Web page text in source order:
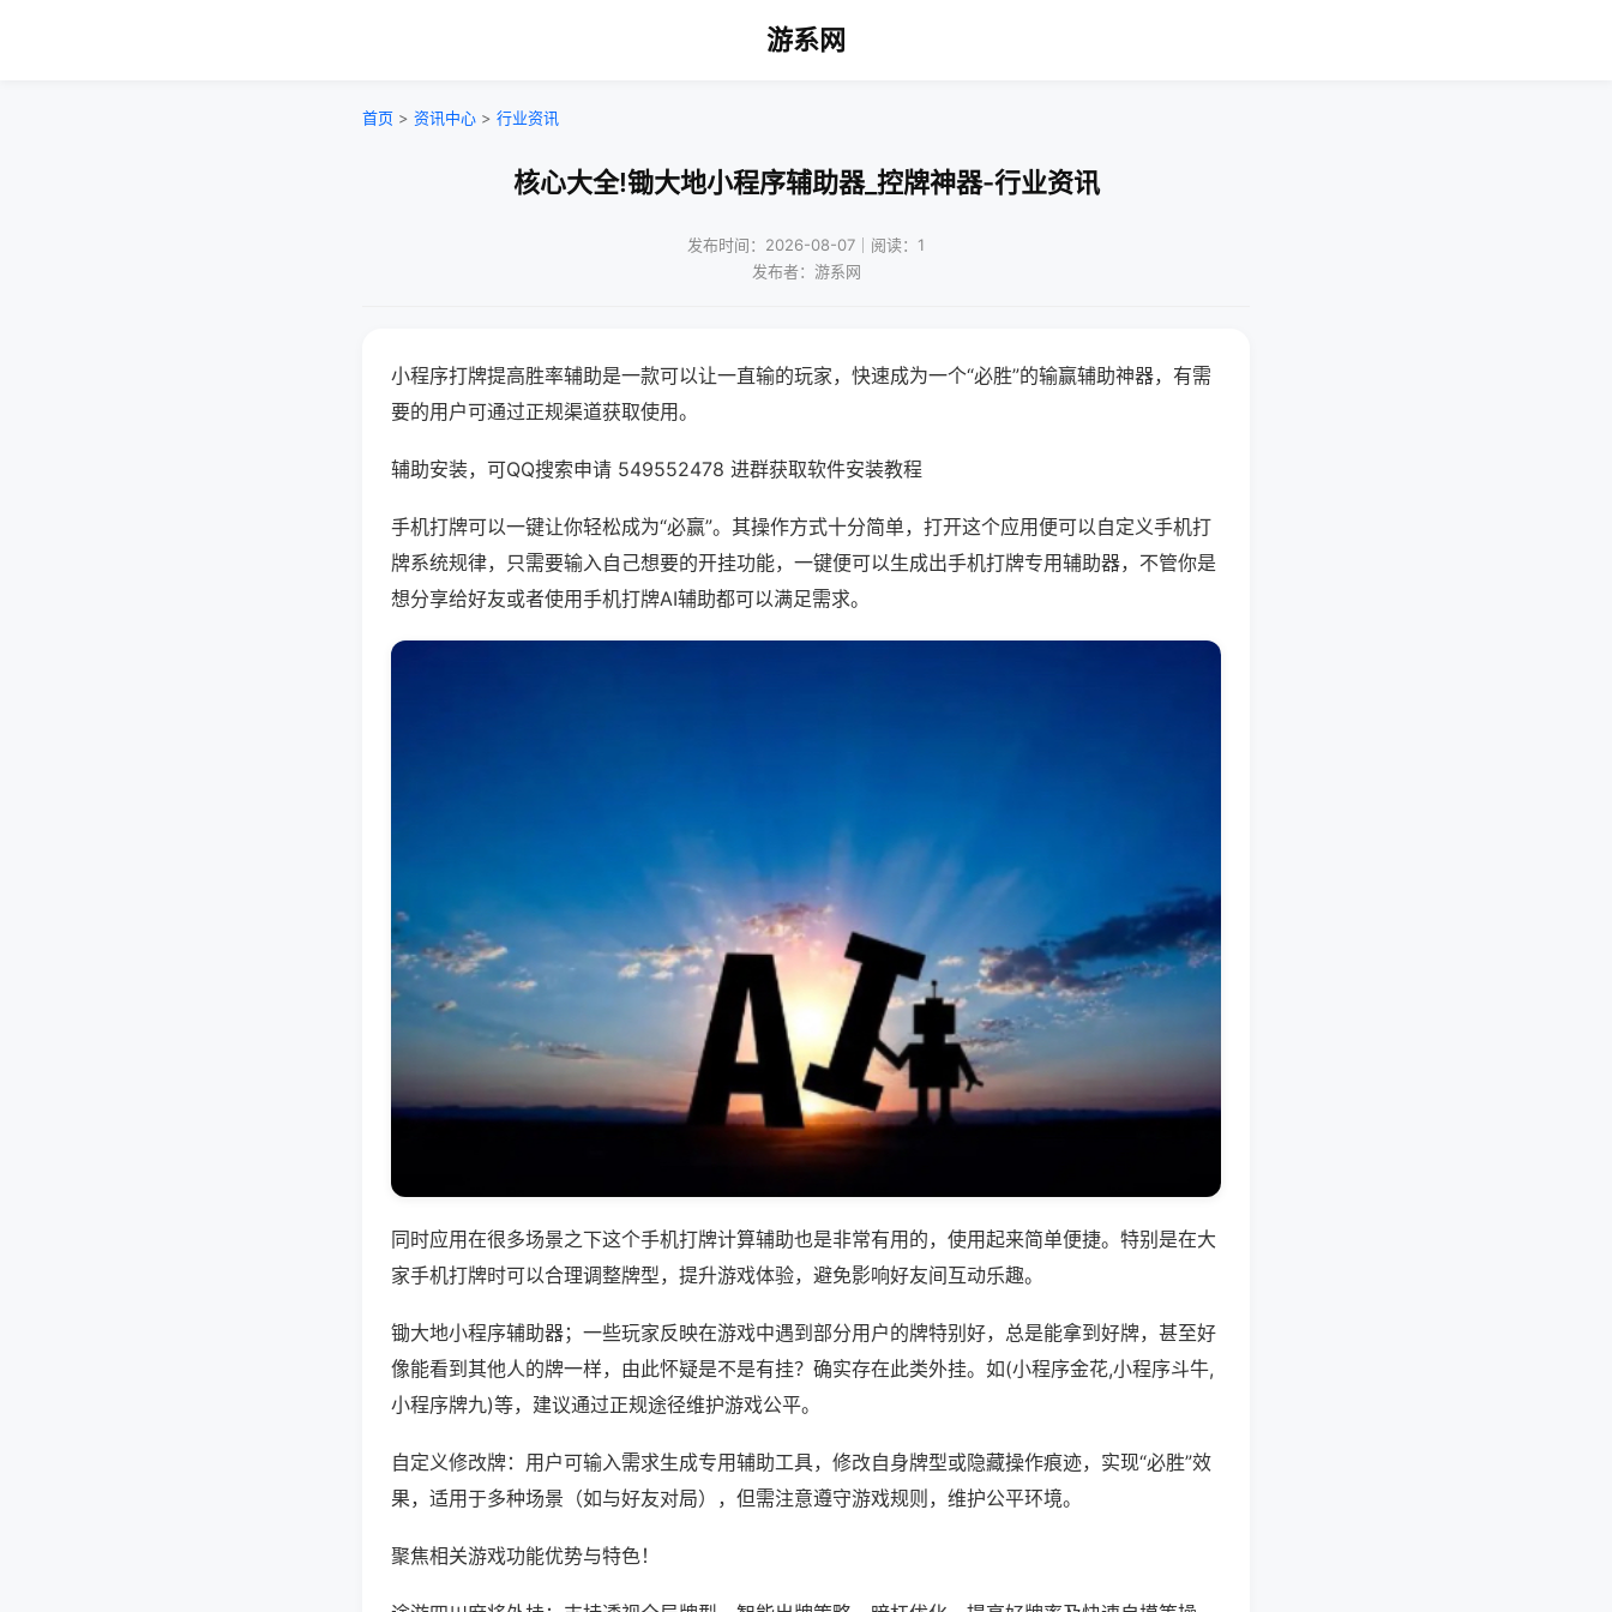
游系网
首页 > 资讯中心 > 行业资讯
核心大全!锄大地小程序辅助器_控牌神器-行业资讯
发布时间：2026-08-07｜阅读：1
发布者：游系网
小程序打牌提高胜率辅助是一款可以让一直输的玩家，快速成为一个“必胜”的输赢辅助神器，有需
要的用户可通过正规渠道获取使用。
辅助安装，可QQ搜索申请 549552478 进群获取软件安装教程
手机打牌可以一键让你轻松成为“必赢”。其操作方式十分简单，打开这个应用便可以自定义手机打
牌系统规律，只需要输入自己想要的开挂功能，一键便可以生成出手机打牌专用辅助器，不管你是
想分享给好友或者使用手机打牌AI辅助都可以满足需求。
同时应用在很多场景之下这个手机打牌计算辅助也是非常有用的，使用起来简单便捷。特别是在大
家手机打牌时可以合理调整牌型，提升游戏体验，避免影响好友间互动乐趣。
锄大地小程序辅助器；一些玩家反映在游戏中遇到部分用户的牌特别好，总是能拿到好牌，甚至好
像能看到其他人的牌一样，由此怀疑是不是有挂？确实存在此类外挂。如(小程序金花,小程序斗牛,
小程序牌九)等，建议通过正规途径维护游戏公平。
自定义修改牌：用户可输入需求生成专用辅助工具，修改自身牌型或隐藏操作痕迹，实现“必胜”效
果，适用于多种场景（如与好友对局），但需注意遵守游戏规则，维护公平环境。
聚焦相关游戏功能优势与特色！